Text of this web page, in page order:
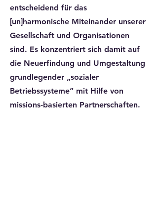
entscheidend für das
[un]harmonische Miteinander unserer
Gesellschaft und Organisationen
sind. Es konzentriert sich damit auf
die Neuerfindung und Umgestaltung
grundlegender „sozialer
Betriebssysteme” mit Hilfe von
missions-basierten Partnerschaften.